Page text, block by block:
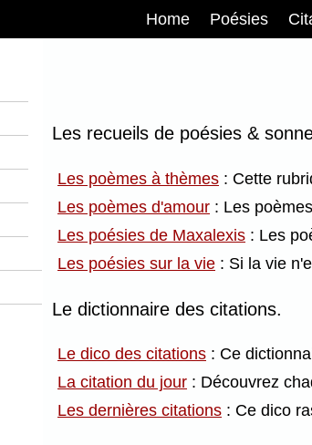
Home Poésies
Les recueils de poésies &
Les poèmes à thèmes : Cette
Les poèmes d'amour : Les
Les poésies de Maxalexis : Les
Les poésies sur la vie : Si la vie
Le dictionnaire des citations.
Le dico des citations : Ce
La citation du jour : Découvrez
Les dernières citations : Ce dico